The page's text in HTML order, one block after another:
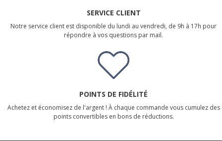
SERVICE CLIENT
Notre service client est disponible du lundi au vendredi, de 9h à 17h pour
répondre à vos questions par mail.
POINTS DE FIDÉLITÉ
Achetez et économisez de l'argent ! À chaque commande vous cumulez des
points convertibles en bons de réductions.